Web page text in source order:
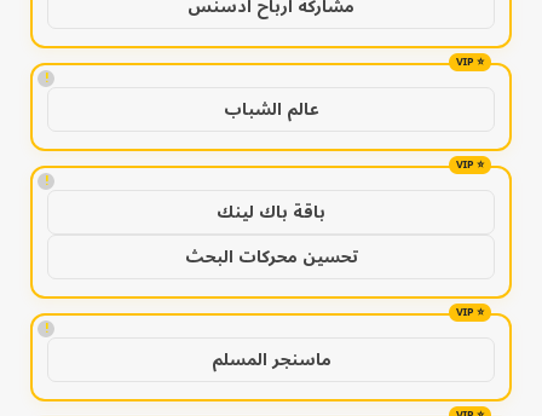
!
عالم الشباب
!
باقة باك لينك
تحسين محركات البحث
!
ماسنجر المسلم